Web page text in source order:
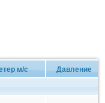
м/с Давление